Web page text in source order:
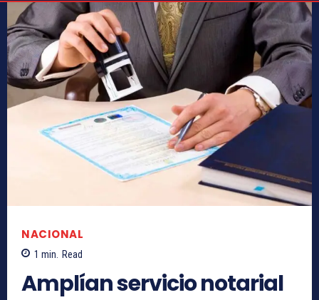
NACIONAL
1 min. Read
Amplían servicio notarial